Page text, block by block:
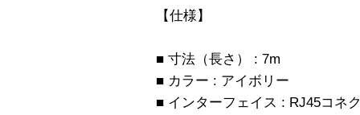
【仕様】
■ 寸法（長さ） : 7m
■ カラー : アイボリー
■ インターフェイス : RJ45コネ